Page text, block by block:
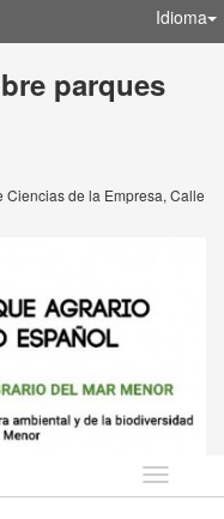
Idioma
parques
Ciencias de la Empresa, Calle
Idioma